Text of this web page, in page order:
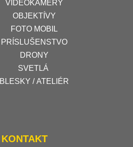
VIDEOKAMERY
OBJEKTÍVY
FOTO MOBIL
PRÍSLUŠENSTVO
DRONY
SVETLÁ
BLESKY / ATELIÉR
KONTAKT